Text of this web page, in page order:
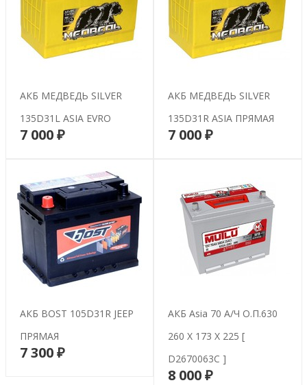
АКБ МЕДВЕДЬ SILVER
135D31L ASIA EVRO
7 000 ₽В корзину
АКБ МЕДВЕДЬ SILVER
135D31R ASIA ПРЯМАЯ
7 000 ₽В корзину
АКБ BOST 105D31R JEEP
ПРЯМАЯ
7 300 ₽В корзину
АКБ Asia 70 А/ч О.п.630
260 X 173 X 225 [
D2670063C ]
8 000 ₽В корзину